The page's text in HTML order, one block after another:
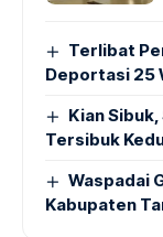
Terlibat
Deportasi 25
Kian
Tersibuk
Waspadai
Kabupaten